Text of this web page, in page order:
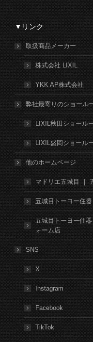
▼リンク
取扱商品メーカー
株式会社 LIXIL
YKK AP株式会社
弊社最寄りのショール
LIXIL秋田ショール
LIXIL盛岡ショール
他のホームページ
マドリエ五城目 ｜
五城目トーヨー住
五城目トーヨー住
ォーム店
SNS
X
Instagram
Facebook
TikTok